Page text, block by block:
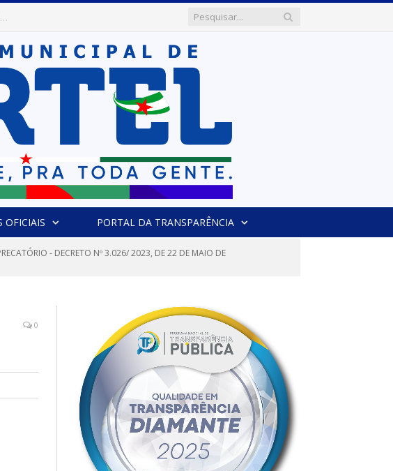
Prefeitura de Portel abre inscrições para concursos que elegerão os destaques do Verão 2026
OFICIAIS PORTAL DA TRANSPARÊNCIA
- DECRETO Nº 3.026/ 2023, DE 22 DE MAIO DE
0